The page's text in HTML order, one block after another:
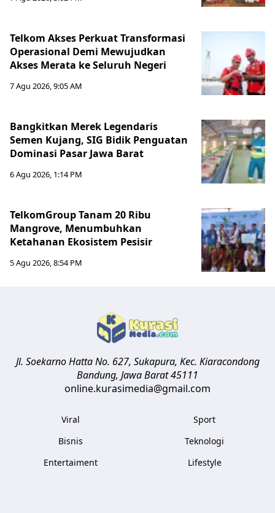
Telkom Akses Perkuat Transformasi
Operasional Demi Mewujudkan
Akses Merata ke Seluruh Negeri
7 Agu 2026, 9:05 AM
Bangkitkan Merek Legendaris
Semen Kujang, SIG Bidik Penguatan
Dominasi Pasar Jawa Barat
6 Agu 2026, 1:14 PM
TelkomGroup Tanam 20 Ribu
Mangrove, Menumbuhkan
Ketahanan Ekosistem Pesisir
5 Agu 2026, 8:54 PM
Jl. Soekarno Hatta No. 627, Sukapura, Kec. Kiaracondong
Bandung, Jawa Barat45111
online.kurasimedia@gmail.com
Viral
Bisnis
Entertaiment
Sport
Teknologi
Lifestyle